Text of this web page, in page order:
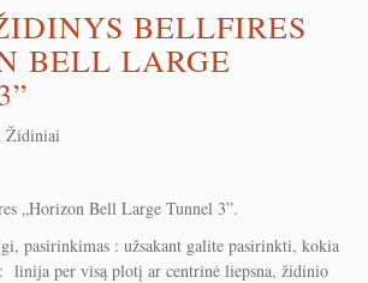
BELLFIRES
BELL LARGE
Židiniai
„Horizon Bell Large Tunnel 3”.
pasirinkimas : užsakant galite pasirinkti, kokia
linija per visą plotį ar centrinė liepsna, židinio